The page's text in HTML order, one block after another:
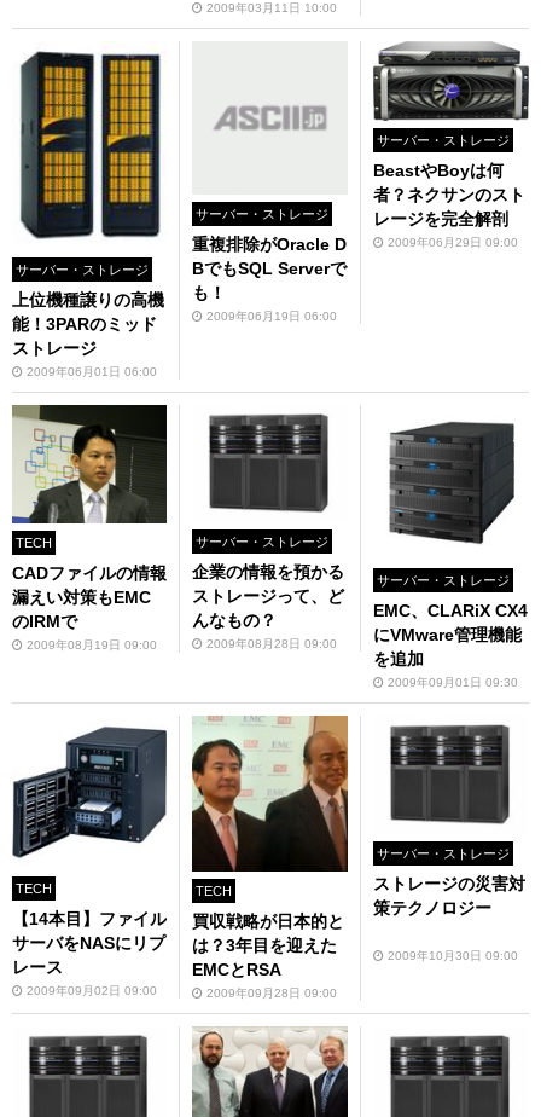
2009年03月11日 10:00
サーバー・ストレージ
上位機種譲りの高機
能！3PARのミッド
ストレージ
2009年06月01日 06:00
サーバー・ストレージ
重複排除がOracle D
BでもSQL Serverで
も！
2009年06月19日 06:00
サーバー・ストレージ
BeastやBoyは何
者？ネクサンのスト
レージを完全解剖
2009年06月29日 09:00
TECH
CADファイルの情報
漏えい対策もEMC
のIRMで
2009年08月19日 09:00
サーバー・ストレージ
企業の情報を預かる
ストレージって、ど
んなもの？
2009年08月28日 09:00
サーバー・ストレージ
EMC、CLARiX CX4
にVMware管理機能
を追加
2009年09月01日 09:30
TECH
【14本目】ファイル
サーバをNASにリプ
レース
2009年09月02日 09:00
TECH
買収戦略が日本的と
は？3年目を迎えた
EMCとRSA
2009年09月28日 09:00
サーバー・ストレージ
ストレージの災害対
策テクノロジー
2009年10月30日 09:00